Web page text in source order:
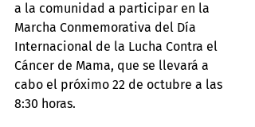
a la comunidad a participar en la
Marcha Conmemorativa del Día
Internacional de la Lucha Contra el
Cáncer de Mama, que se llevará a
cabo el próximo 22 de octubre a las
8:30 horas.